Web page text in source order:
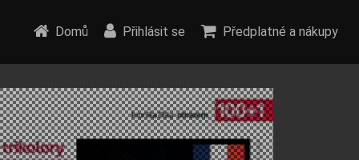
Domů Přihlásit se Předplatné a nákupy